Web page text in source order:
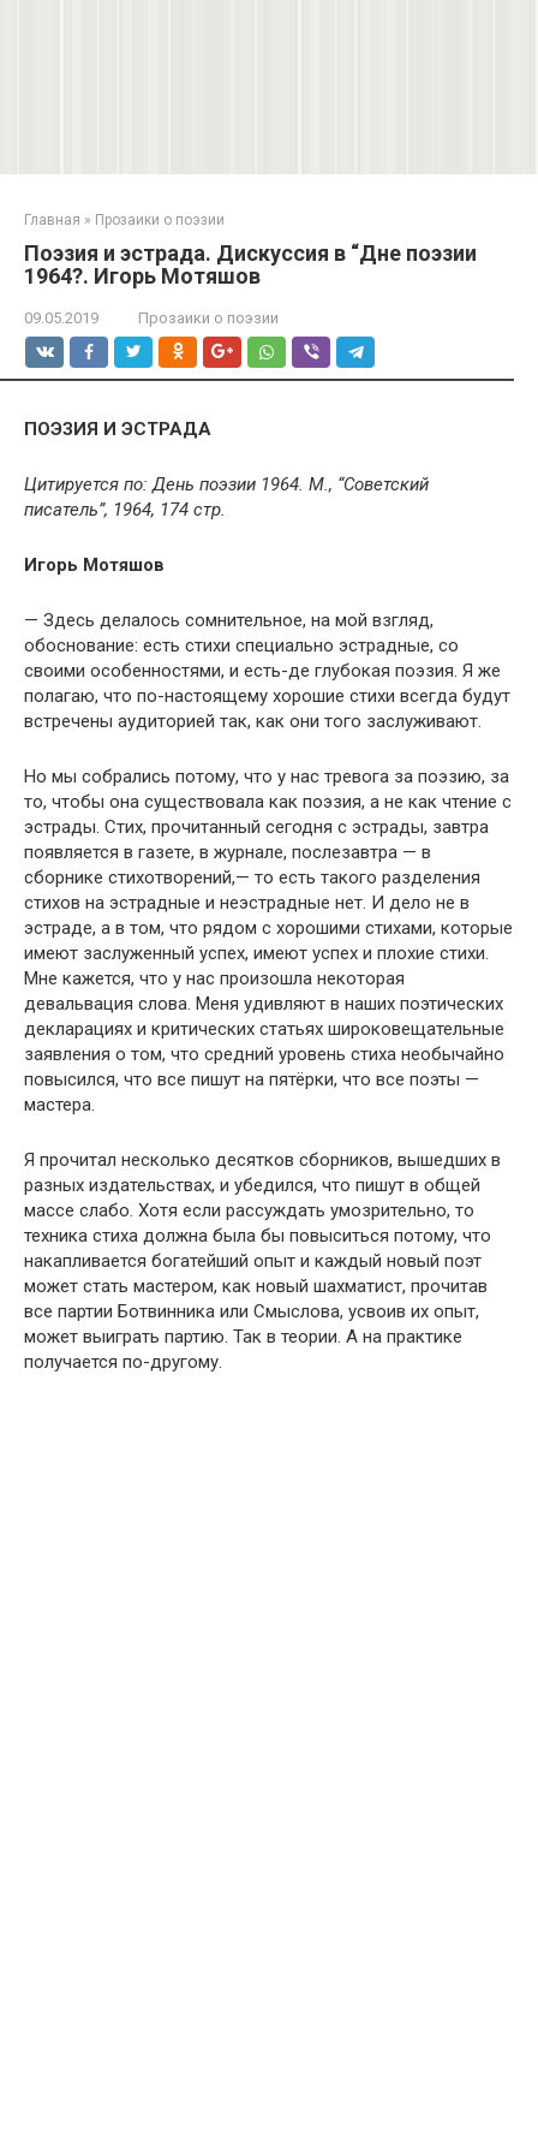
Главная » Прозаики о поэзии
Поэзия и эстрада. Дискуссия в “Дне поэзии
1964?. Игорь Мотяшов
09.05.2019 Прозаики о поэзии
ПОЭЗИЯ И ЭСТРАДА
Цитируется по: День поэзии 1964. М., “Советский
писатель”, 1964, 174 стр.
Игорь Мотяшов
— Здесь делалось сомнительное, на мой взгляд,
обоснование: есть стихи специально эстрадные, со
своими особенностями, и есть-де глубокая поэзия. Я же
полагаю, что по-настоящему хорошие стихи всегда будут
встречены аудиторией так, как они того заслуживают.
Но мы собрались потому, что у нас тревога за поэзию, за
то, чтобы она существовала как поэзия, а не как чтение с
эстрады. Стих, прочитанный сегодня с эстрады, завтра
появляется в газете, в журнале, послезавтра — в
сборнике стихотворений,— то есть такого разделения
стихов на эстрадные и неэстрадные нет. И дело не в
эстраде, а в том, что рядом с хорошими стихами, которые
имеют заслуженный успех, имеют успех и плохие стихи.
Мне кажется, что у нас произошла некоторая
девальвация слова. Меня удивляют в наших поэтических
декларациях и критических статьях широковещательные
заявления о том, что средний уровень стиха необычайно
повысился, что все пишут на пятёрки, что все поэты —
мастера.
Я прочитал несколько десятков сборников, вышедших в
разных издательствах, и убедился, что пишут в общей
массе слабо. Хотя если рассуждать умозрительно, то
техника стиха должна была бы повыситься потому, что
накапливается богатейший опыт и каждый новый поэт
может стать мастером, как новый шахматист, прочитав
все партии Ботвинника или Смыслова, усвоив их опыт,
может выиграть партию. Так в теории. А на практике
получается по-другому.